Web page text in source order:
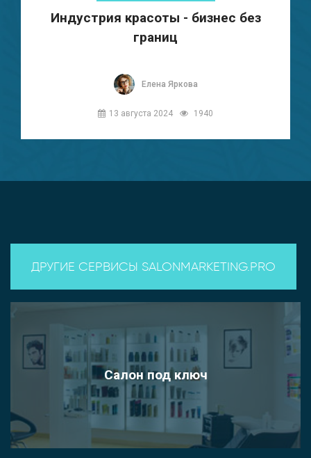
Индустрия красоты - бизнес без
границ
Елена Яркова
13 августа 2024 1940
ДРУГИЕ СЕРВИСЫ SALONMARKETING.PRO
Салон под ключ